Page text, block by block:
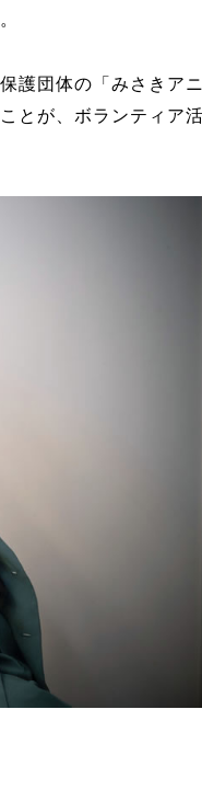
護団体の「みさきア
とが、ボランティア